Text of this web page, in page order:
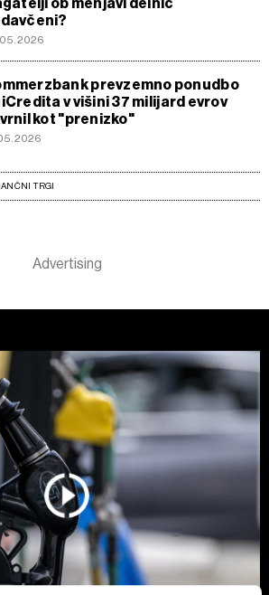
prevzemno ponudbo
v višini 37 milijard evrov
kot "prenizko"
TRGI